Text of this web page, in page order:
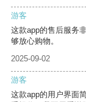
游客
这款app的售后服务
够放心购物。
2025-09-02
游客
这款app的用户界面